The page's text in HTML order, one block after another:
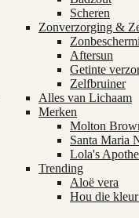
Scheren
Zonverzorging &
Aftersun
Getinte
Zelfbruiner
Alles van Lichaam
Merken
Molton
Santa Maria
Lola's
Trending
Aloë vera
Hou die